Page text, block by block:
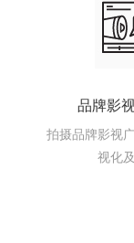
品牌影
拍摄品牌影视
视化